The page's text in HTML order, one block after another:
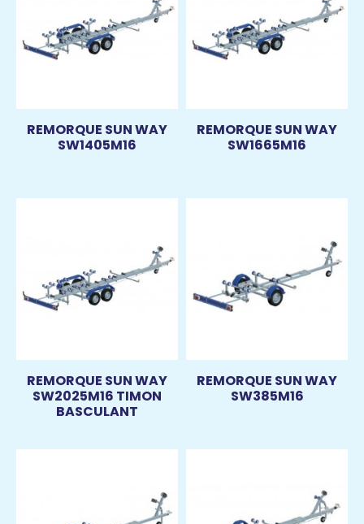
REMORQUE SUN WAY
SW1405M16
REMORQUE SUN WAY
SW1665M16
REMORQUE SUN WAY
SW2025M16 TIMON
BASCULANT
REMORQUE SUN WAY
SW385M16